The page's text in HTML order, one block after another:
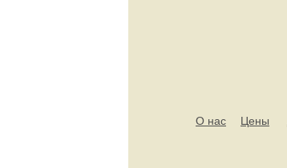
О нас Цены